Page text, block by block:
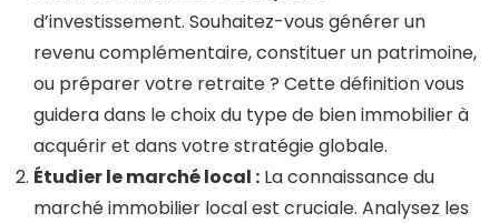
d’investissement. Souhaitez-vous générer un
revenu complémentaire, constituer un patrimoine,
ou préparer votre retraite ? Cette définition vous
guidera dans le choix du type de bien immobilier à
acquérir et dans votre stratégie globale.
Étudier le marché local : La connaissance du
marché immobilier local est cruciale. Analysez les